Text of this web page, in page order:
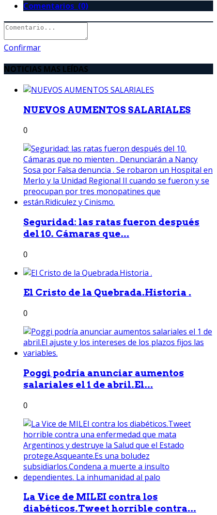
Comentarios (0)
Confirmar
NOTICIAS MAS LEÍDAS
NUEVOS AUMENTOS SALARIALES
0
Seguridad: las ratas fueron después
del 10. Cámaras que...
0
El Cristo de la Quebrada.Historia .
0
Poggi podría anunciar aumentos
salariales el 1 de abril.El...
0
La Vice de MILEI contra los
diabéticos.Tweet horrible contra...